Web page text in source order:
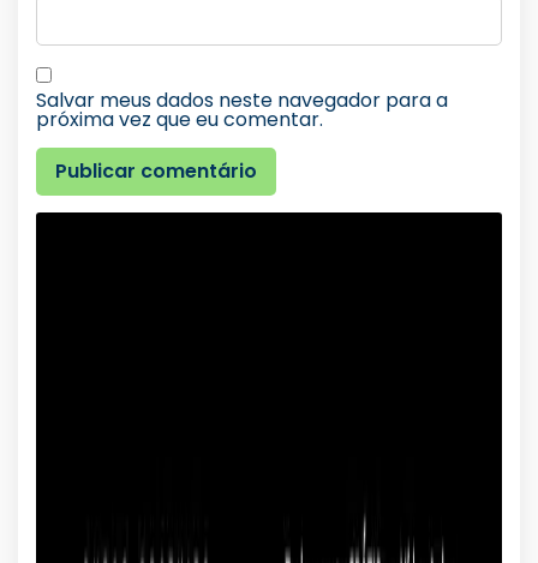
Salvar meus dados neste navegador para a
próxima vez que eu comentar.